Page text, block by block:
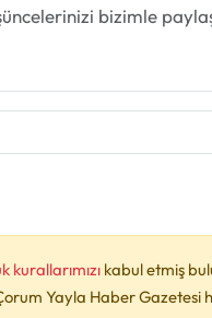
kurallarımızı kabul etmiş
Yayla Haber Gazetesi